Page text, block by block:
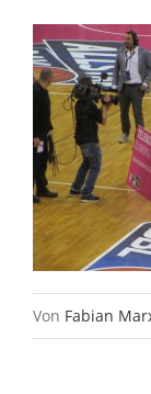
Von Fabian